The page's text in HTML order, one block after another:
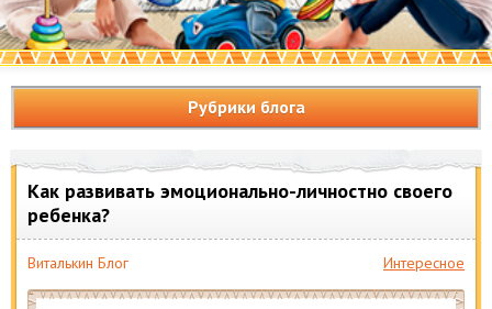
Рубрики блога
Как развивать эмоционально-личностно своего
ребенка?
Виталькин Блог Интересное